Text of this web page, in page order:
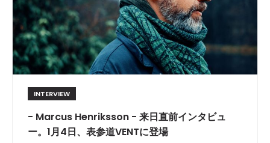
INTERVIEW
- Marcus Henriksson - 来日直前インタビュ
ー。1月4日、表参道VENTに登場